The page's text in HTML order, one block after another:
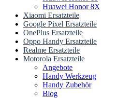
Huawei Honor 8X
Xiaomi Ersatzteile
Google Pixel Ersatzteile
OnePlus Ersatzteile
Oppo Handy Ersatzteile
Realme Ersatzteile
Motorola Ersatzteile
Angebote
Handy Werkzeug
Handy Zubehör
Blog